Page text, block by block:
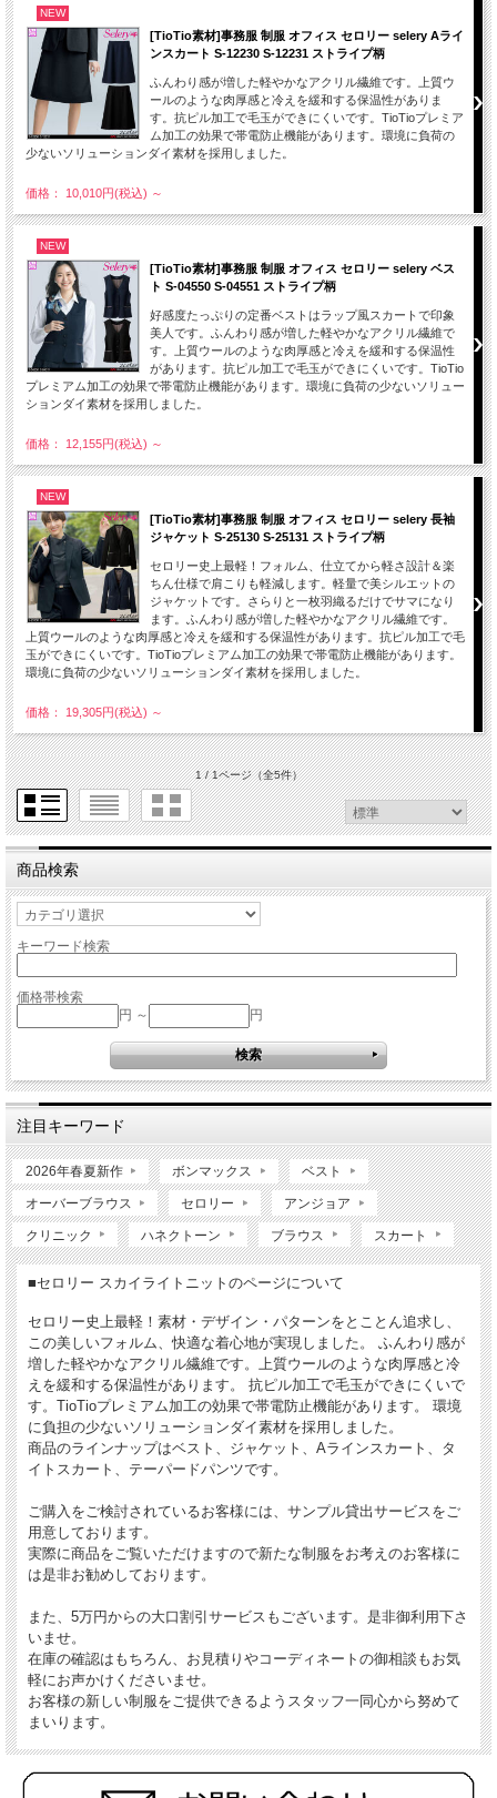
NEW
[TioTio素材]事務服 制服 オフィス セロリー selery Aライ
ンスカート S-12230 S-12231 ストライプ柄
ふんわり感が増した軽やかなアクリル繊維です。上質ウ
ールのような肉厚感と冷えを緩和する保温性がありま
す。抗ピル加工で毛玉ができにくいです。TioTioプレミア
ム加工の効果で帯電防止機能があります。環境に負荷の
少ないソリューションダイ素材を採用しました。
価格： 10,010円(税込) ～
NEW
[TioTio素材]事務服 制服 オフィス セロリー selery ベス
ト S-04550 S-04551 ストライプ柄
好感度たっぷりの定番ベストはラップ風スカートで印象
美人です。ふんわり感が増した軽やかなアクリル繊維で
す。上質ウールのような肉厚感と冷えを緩和する保温性
があります。抗ピル加工で毛玉ができにくいです。TioTio
プレミアム加工の効果で帯電防止機能があります。環境に負荷の少ないソリュー
ションダイ素材を採用しました。
価格： 12,155円(税込) ～
NEW
[TioTio素材]事務服 制服 オフィス セロリー selery 長袖
ジャケット S-25130 S-25131 ストライプ柄
セロリー史上最軽！フォルム、仕立てから軽さ設計＆楽
ちん仕様で肩こりも軽減します。軽量で美シルエットの
ジャケットです。さらりと一枚羽織るだけでサマになり
ます。ふんわり感が増した軽やかなアクリル繊維です。
上質ウールのような肉厚感と冷えを緩和する保温性があります。抗ピル加工で毛
玉ができにくいです。TioTioプレミアム加工の効果で帯電防止機能があります。
環境に負荷の少ないソリューションダイ素材を採用しました。
価格： 19,305円(税込) ～
1 / 1ページ（全5件）
商品検索
キーワード検索
価格帯検索
円 ～
円
注目キーワード
2026年春夏新作 ボンマックス ベスト
オーバーブラウス セロリー アンジョア
クリニック ハネクトーン ブラウス スカート
■セロリー スカイライトニットのページについて
セロリー史上最軽！素材・デザイン・パターンをとことん追求し、
この美しいフォルム、快適な着心地が実現しました。 ふんわり感が
増した軽やかなアクリル繊維です。上質ウールのような肉厚感と冷
えを緩和する保温性があります。 抗ピル加工で毛玉ができにくいで
す。TioTioプレミアム加工の効果で帯電防止機能があります。 環境
に負担の少ないソリューションダイ素材を採用しました。
商品のラインナップはベスト、ジャケット、Aラインスカート、タ
イトスカート、テーパードパンツです。
ご購入をご検討されているお客様には、サンプル貸出サービスをご
用意しております。
実際に商品をご覧いただけますので新たな制服をお考えのお客様に
は是非お勧めしております。
また、5万円からの大口割引サービスもございます。是非御利用下さ
いませ。
在庫の確認はもちろん、お見積りやコーディネートの御相談もお気
軽にお声かけくださいませ。
お客様の新しい制服をご提供できるようスタッフ一同心から努めて
まいります。